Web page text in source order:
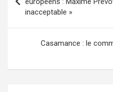
inacceptable »
Casamance : le